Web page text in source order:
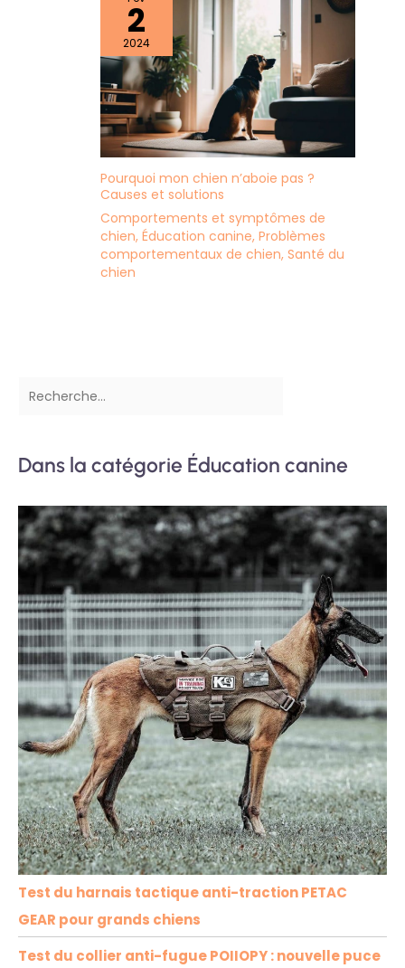
2
2024
Pourquoi mon chien n’aboie pas ?
Causes et solutions
Comportements et symptômes de
chien, Éducation canine, Problèmes
comportementaux de chien, Santé du
chien
Dans la catégorie Éducation canine
Test du harnais tactique anti-traction PETAC
GEAR pour grands chiens
Test du collier anti-fugue POIIOPY : nouvelle puce